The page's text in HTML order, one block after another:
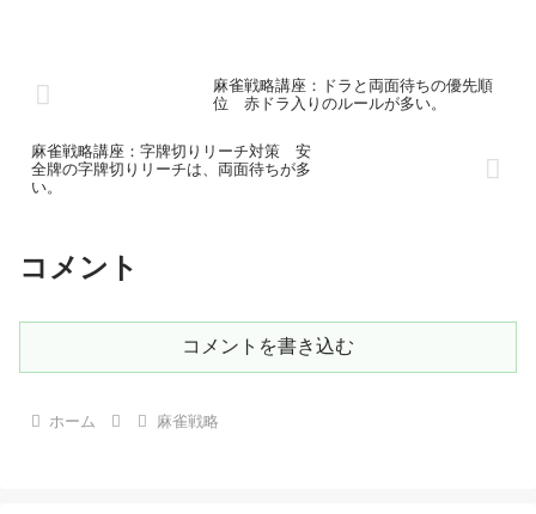
麻雀戦略講座：ドラと両面待ちの優先順
位 赤ドラ入りのルールが多い。
麻雀戦略講座：字牌切りリーチ対策 安
全牌の字牌切りリーチは、両面待ちが多
い。
コメント
コメントを書き込む
ホーム 麻雀戦略